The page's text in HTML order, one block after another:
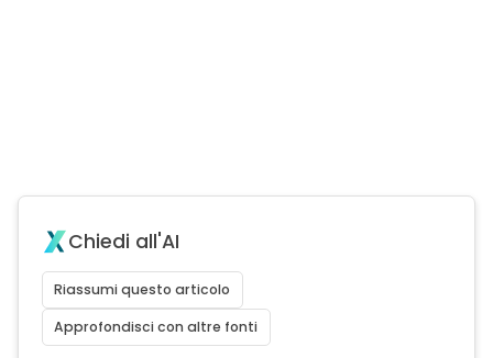
Chiedi all'AI
Riassumi questo articolo
Approfondisci con altre fonti